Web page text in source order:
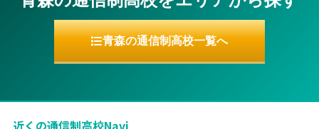
青森の通信制高校一覧へ
近くの通信制高校Navi